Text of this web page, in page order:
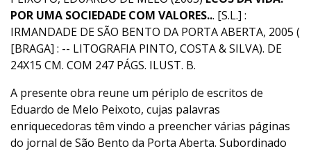
POR UMA SOCIEDADE COM VALORES... [S.L.] :
IRMANDADE DE SÃO BENTO DA PORTA ABERTA, 2005 (
[BRAGA] : -- LITOGRAFIA PINTO, COSTA & SILVA). DE
24X15 CM. COM 247 PÁGS. ILUST. B.
A presente obra reune um périplo de escritos de
Eduardo de Melo Peixoto, cujas palavras
enriquecedoras têm vindo a preencher várias páginas
do jornal de São Bento da Porta Aberta. Subordinado